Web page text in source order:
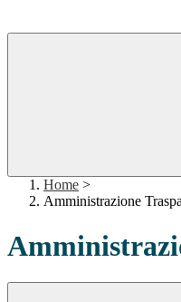
Home >
Amministrazione